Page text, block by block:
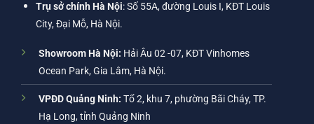
Trụ sở chính Hà Nội: Số 55A, đường Louis I, KĐT Louis
City, Đại Mỗ, Hà Nội.
Showroom Hà Nội: Hải Âu 02 -07, KĐT Vinhomes
Ocean Park, Gia Lâm, Hà Nội.
VPĐD Quảng Ninh: Tổ 2, khu 7, phường Bãi Cháy, TP.
Hạ Long, tỉnh Quảng Ninh